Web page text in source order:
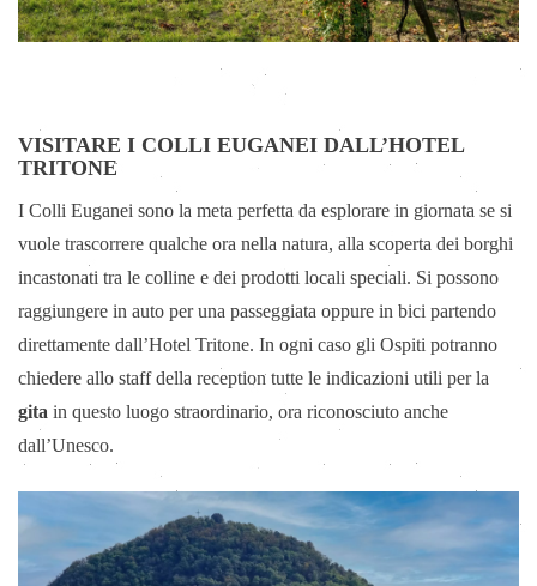
VISITARE I COLLI EUGANEI DALL’HOTEL
TRITONE
I Colli Euganei sono la meta perfetta da esplorare in giornata se si
vuole trascorrere qualche ora nella natura, alla scoperta dei borghi
incastonati tra le colline e dei prodotti locali speciali. Si possono
raggiungere in auto per una passeggiata oppure in bici partendo
direttamente dall’Hotel Tritone. In ogni caso gli Ospiti potranno
chiedere allo staff della reception tutte le indicazioni utili per la
gita in questo luogo straordinario, ora riconosciuto anche
dall’Unesco.